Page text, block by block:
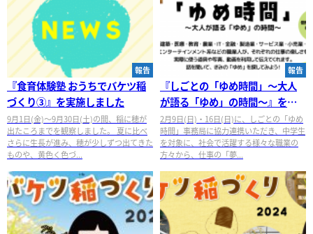
報告
『食育体験塾 おうちでバケツ稲
づくり③』を実施しました
9月1日(金)～9月30日(土)の間、稲に穂が
出たころまでを観察しました。 夏に比べ
さらに生長が進み、穂が少しずつ出てきた
ものや、黄色く色づ...
報告
『しごとの「ゆめ時間」～大人
が語る「ゆめ」の時間～』を実
施しました
2月9日(日)・16日(日)に、しごとの「ゆめ
時間」事務局に協力連携いただき、中学生
を対象に、社会で活躍する様々な職業の
方々から、仕事の「夢...